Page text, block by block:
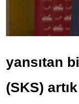
yansıtan
(SKS)